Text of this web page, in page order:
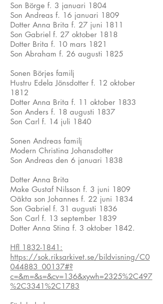
Son Börge f. 3 januari 1804
Son Andreas f. 16 januari 1809
Dotter Anna Brita f. 27 juni 1811
Son Gabriel f. 27 oktober 1818
Dotter Brita f. 10 mars 1821
Son Abraham f. 26 augusti 1825
Sonen Börjes familj
Hustru Edela Jönsdotter f. 12 oktober
1812
Dotter Anna Brita f. 11 oktober 1833
Son Anders f. 18 augusti 1837
Son Carl f. 14 juli 1840
Sonen Andreas familj
Modern Christina Johansdotter
Son Andreas den 6 januari 1838
Dotter Anna Brita
Make Gustaf Nilsson f. 3 juni 1809
Oäkta son Johannes f. 22 juni 1834
Son Gabriel f. 31 augusti 1836
Son Carl f. 13 september 1839
Dotter Anna Stina f. 3 oktober 1842.
Hfl 1832-1841:
https://sok.riksarkivet.se/bildvisning/C0
044883_00137#?
c=&m=&s=&cv=136&xywh=2325%2C497
%2C3341%2C1783